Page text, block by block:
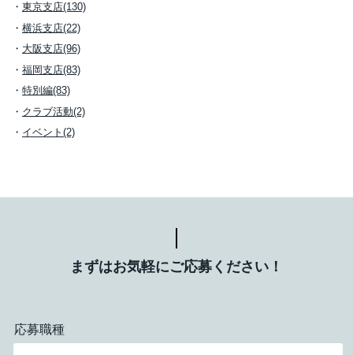
東京支店(130)
横浜支店(22)
大阪支店(96)
福岡支店(83)
特別編(83)
クラブ活動(2)
イベント(2)
まずはお気軽にご応募ください！
応募職種